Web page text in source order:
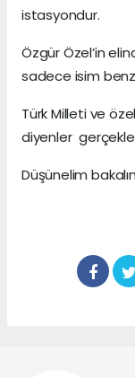
istasyondur.
Özgür Özel’in
sadece isim
Türk Milleti ve
diyenler
Düşünelim